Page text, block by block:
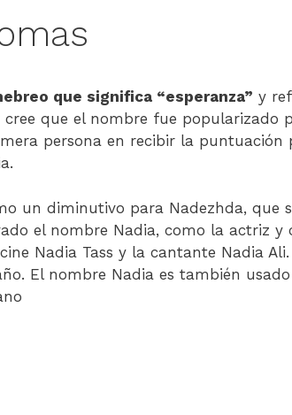
que significa “esperanza” y
que el nombre fue popularizado
persona en recibir la puntuación
un diminutivo para Nadezhda, que
el nombre Nadia, como la actriz y
Nadia Tass y la cantante Nadia
El nombre Nadia es también